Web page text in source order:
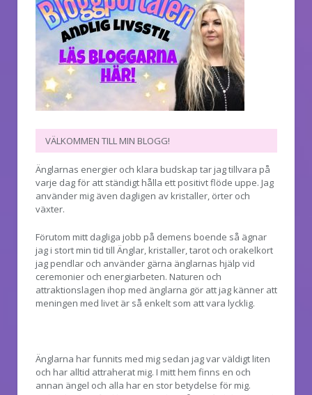
VÄLKOMMEN TILL MIN BLOGG!
Änglarnas energier och klara budskap tar jag tillvara på
varje dag för att ständigt hålla ett positivt flöde uppe. Jag
använder mig även dagligen av kristaller, örter och
växter.
Förutom mitt dagliga jobb på demens boende så ägnar
jag i stort min tid till Änglar, kristaller, tarot och orakelkort
jag pendlar och använder gärna änglarnas hjälp vid
ceremonier och energiarbeten. Naturen och
attraktionslagen ihop med änglarna gör att jag känner att
meningen med livet är så enkelt som att vara lycklig.
Änglarna har funnits med mig sedan jag var väldigt liten
och har alltid attraherat mig. I mitt hem finns en och
annan ängel och alla har en stor betydelse för mig.